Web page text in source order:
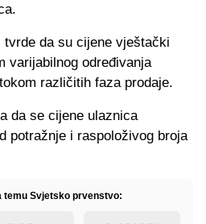
tvrde da su cijene vještački
varijabilnog određivanja
različitih faza prodaje.
da se cijene ulaznica
potražnje i raspoloživog broja
temu Svjetsko prvenstvo: